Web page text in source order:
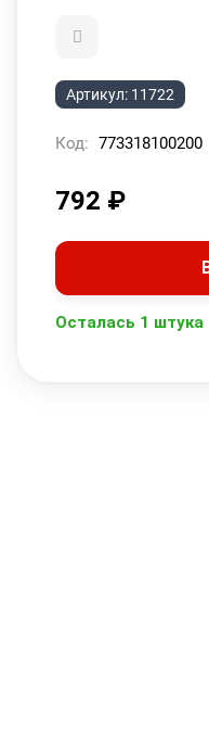
Артикул: 11722
Код: 773318100200
792 ₽
Осталась 1 штука